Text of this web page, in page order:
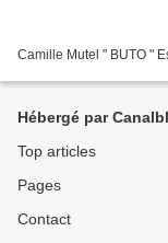
Camille Mutel " BUTO "
Hébergé par
Top articles
Pages
Contact